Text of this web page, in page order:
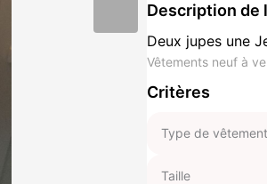
Description de
Deux jupes une
Vêtements neuf à
Critères
Type de vêtement
Taille